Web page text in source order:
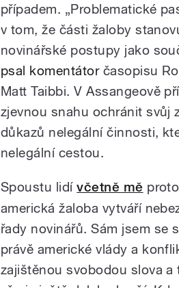
případem. „Problematické
v tom, že části žaloby
novinářské postupy jako
psal komentátorčasopisu
Matt Taibbi. V Assangeově
zjevnou snahu ochránit svůj
důkazů nelegální činnosti,
nelegální cestou.
Spoustu lidívčetně mě
americká žaloba vytváří
řady novinářů. Sám jsem se
právě americké vlády a
zajištěnou svobodou slova a